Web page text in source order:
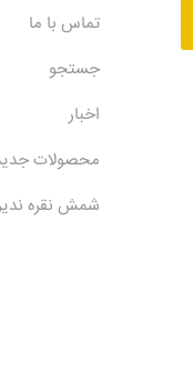
تماس با ما
جستجو
اخبار
محصولات
شمش نقره